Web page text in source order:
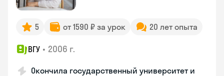
5 от 1590 ₽ за урок 20 лет опыта
ВГУ • 2006 г.
Окончила государственный университет и